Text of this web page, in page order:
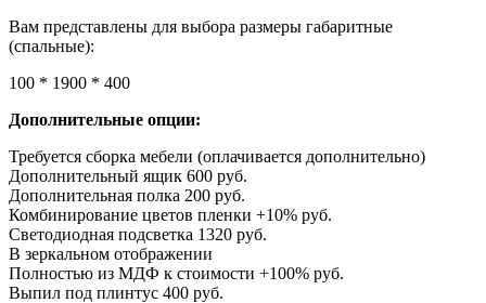
Вам представлены для выбора размеры габаритные
(спальные):
100 * 1900 * 400
Дополнительные опции:
Требуется сборка мебели (оплачивается дополнительно)
Дополнительный ящик 600 руб.
Дополнительная полка 200 руб.
Комбинирование цветов пленки +10% руб.
Светодиодная подсветка 1320 руб.
В зеркальном отображении
Полностью из МДФ к стоимости +100% руб.
Выпил под плинтус 400 руб.